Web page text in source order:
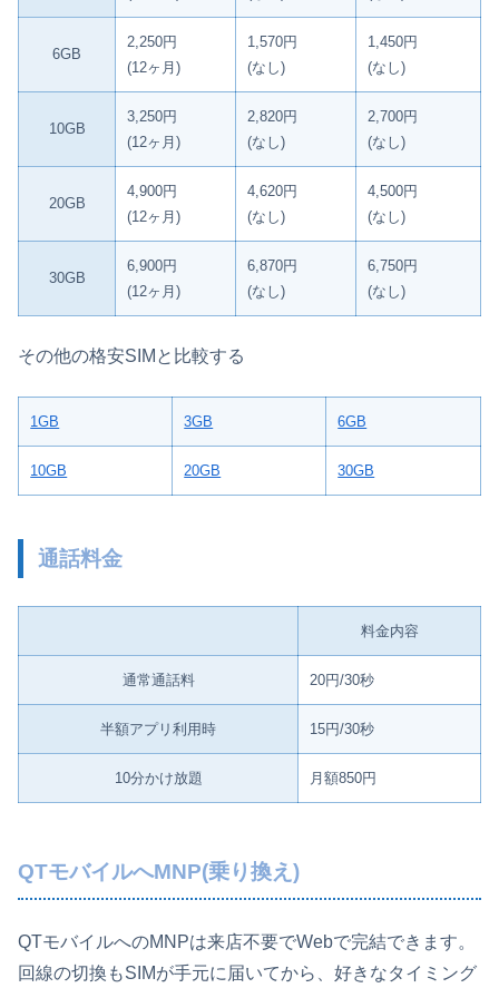
6GB
2,250円
(12ヶ月)
1,570円
(なし)
1,450円
(なし)
10GB
3,250円
(12ヶ月)
2,820円
(なし)
2,700円
(なし)
20GB
4,900円
(12ヶ月)
4,620円
(なし)
4,500円
(なし)
30GB
6,900円
(12ヶ月)
6,870円
(なし)
6,750円
(なし)
その他の格安SIMと比較する
1GB 3GB 6GB
10GB 20GB 30GB
通話料金
料金内容
通常通話料 20円/30秒
半額アプリ利用時 15円/30秒
10分かけ放題 月額850円
QTモバイルへMNP(乗り換え)
QTモバイルへのMNPは来店不要でWebで完結できます。
回線の切換もSIMが手元に届いてから、好きなタイミング